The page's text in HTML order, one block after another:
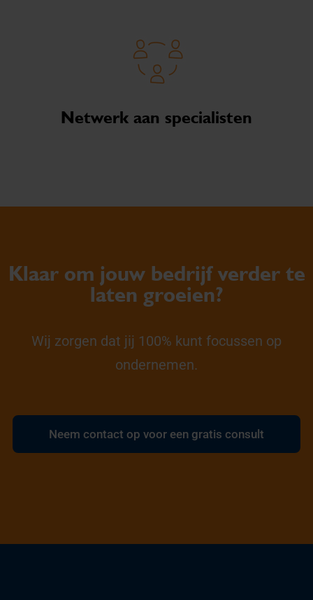
Netwerk aan specialisten
Klaar om jouw bedrijf verder te
laten groeien?
Wij zorgen dat jij 100% kunt focussen op
ondernemen.
Neem contact op voor een gratis consult